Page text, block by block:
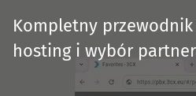
Kompletny przewodnik
hosting i wybór